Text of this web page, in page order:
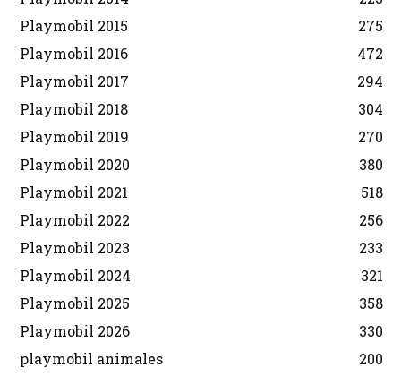
Playmobil 2015
275
Playmobil 2016
472
Playmobil 2017
294
Playmobil 2018
304
Playmobil 2019
270
Playmobil 2020
380
Playmobil 2021
518
Playmobil 2022
256
Playmobil 2023
233
Playmobil 2024
321
Playmobil 2025
358
Playmobil 2026
330
playmobil animales
200